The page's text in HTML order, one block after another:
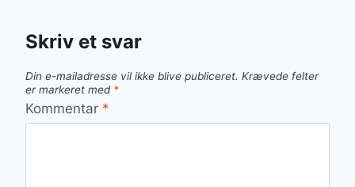
Skriv et svar
Din e-mailadresse vil ikke blive publiceret. Krævede felter
er markeret med *
Kommentar *